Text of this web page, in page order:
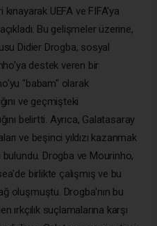
UEFA ve FIFA'ya
Bu gelişmeler üzerine,
Didier Drogba, sosyal
destek veren bir
"babam" olarak
ve geçmişteki
belirtti. Ayrıca, Galatasaray
ve beşinci yıldızı kazanmak
Drogba ve Mourinho,
birlikte çalışmış ve bu
oluşmuştu. Drogba'nın bu
ırkçılık suçlamalarına karşı